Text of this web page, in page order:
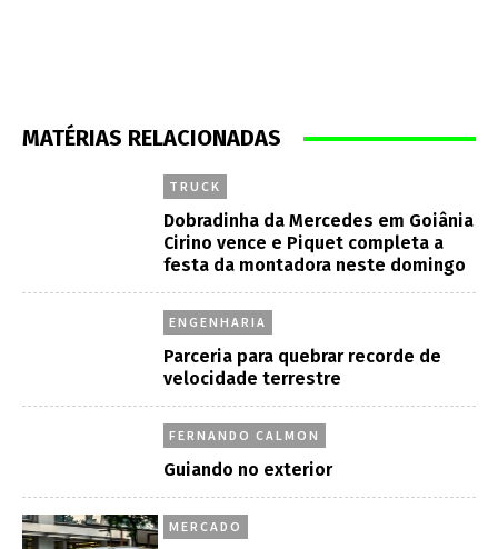
MATÉRIAS RELACIONADAS
TRUCK
Dobradinha da Mercedes em Goiânia
Cirino vence e Piquet completa a
festa da montadora neste domingo
ENGENHARIA
Parceria para quebrar recorde de
velocidade terrestre
FERNANDO CALMON
Guiando no exterior
MERCADO